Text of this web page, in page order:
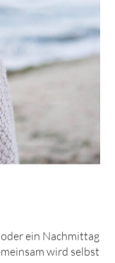
oder ein Nachmittag
wird selbst